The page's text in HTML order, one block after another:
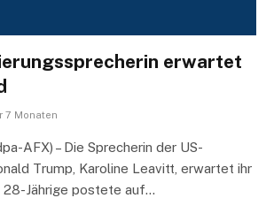
erwartet
7 Monaten
AFX) – Die Sprecherin der US-
Trump, Karoline Leavitt, erwartet ihr
28-Jährige postete auf…